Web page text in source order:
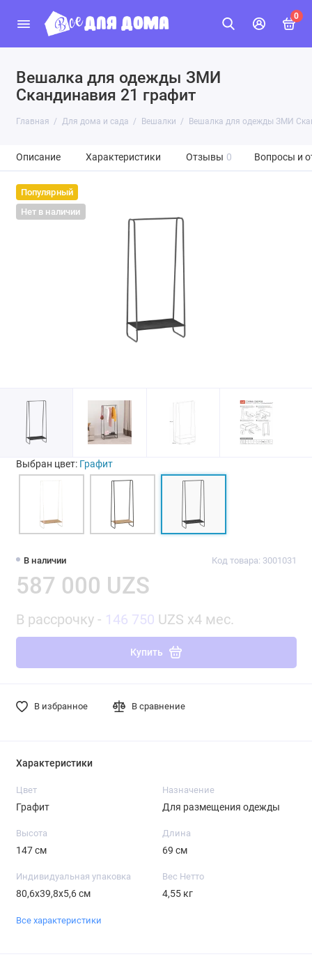
0
Вешалка для одежды ЗМИ
Скандинавия 21 графит
Главная Для дома и сада Вешалки Вешалка для одежды ЗМИ
Описание Характеристики Отзывы 0 Вопросы и
Популярный
Нет в наличии
В наличии Код товара: 3001031
587 000 UZS
В рассрочку - 146 750 UZS x4 мес.
Купить
В избранное В сравнение
Выбран цвет: Графит
Характеристики
Цвет
Графит
Назначение
Для размещения одежды
Высота
147 см
Длина
69 см
Индивидуальная упаковка
80,6х39,8х5,6 см
Вес Нетто
4,55 кг
Все характеристики